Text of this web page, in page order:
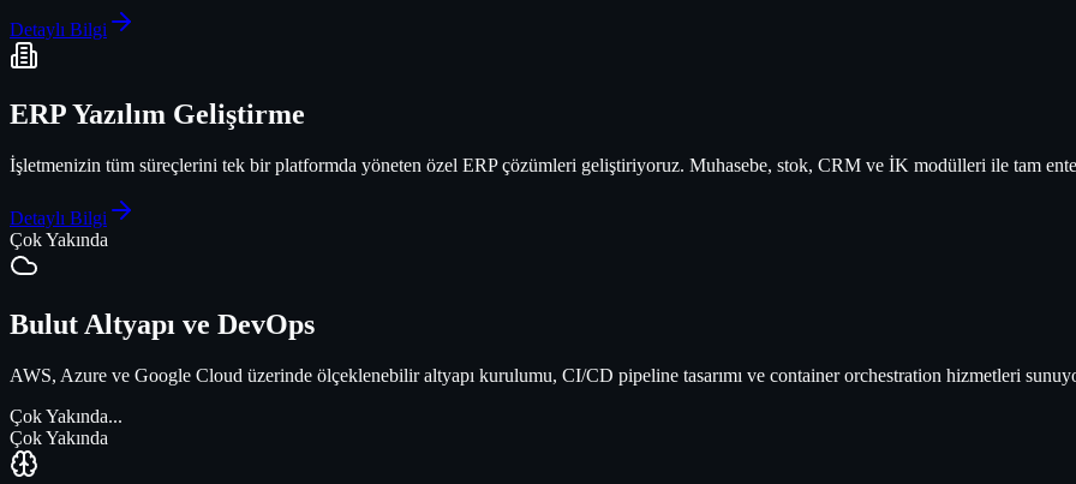
Detaylı Bilgi
ERP Yazılım Geliştirme
İşletmenizin tüm süreçlerini tek bir platformda yöneten özel ERP çözümleri geliştiriyoruz. Muhasebe, stok, CRM ve İK modülleri ile tam
Detaylı Bilgi
Çok Yakında
Bulut Altyapı ve DevOps
AWS, Azure ve Google Cloud üzerinde ölçeklenebilir altyapı kurulumu, CI/CD pipeline tasarımı ve container orchestration hizmetleri
Çok Yakında...
Çok Yakında